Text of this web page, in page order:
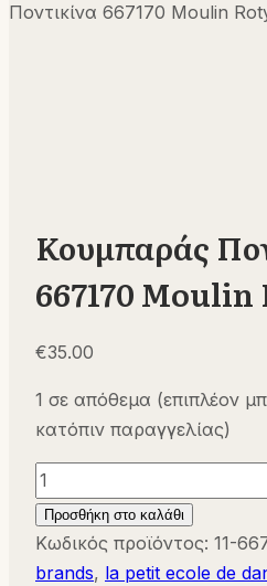
Ποντικίνα 667170 Moulin
Κουμπαράς
667170 Moulin
€35.00
1 σε απόθεμα (επιπλέον
κατόπιν παραγγελίας)
Κουμπαράς
Ποντικίνα
667170
Moulin
Προσθήκη στο καλάθι
Κωδικός προϊόντος: 11-
brands, la petit ecole de